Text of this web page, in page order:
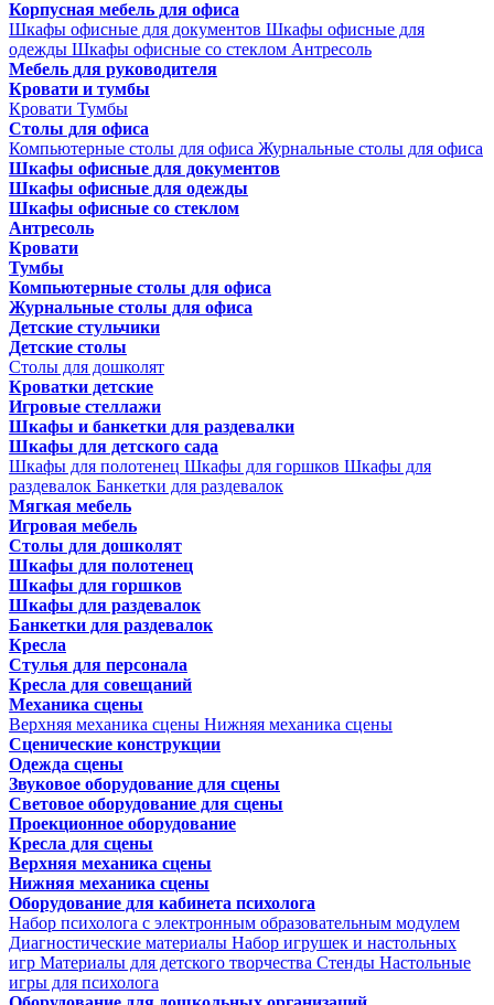
Корпусная мебель для офиса
Шкафы офисные для документов Шкафы офисные для
одежды Шкафы офисные со стеклом Антресоль
Мебель для руководителя
Кровати и тумбы
Кровати Тумбы
Столы для офиса
Компьютерные столы для офиса Журнальные столы для офиса
Шкафы офисные для документов
Шкафы офисные для одежды
Шкафы офисные со стеклом
Антресоль
Кровати
Тумбы
Компьютерные столы для офиса
Журнальные столы для офиса
Детские стульчики
Детские столы
Столы для дошколят
Кроватки детские
Игровые стеллажи
Шкафы и банкетки для раздевалки
Шкафы для детского сада
Шкафы для полотенец Шкафы для горшков Шкафы для
раздевалок Банкетки для раздевалок
Мягкая мебель
Игровая мебель
Столы для дошколят
Шкафы для полотенец
Шкафы для горшков
Шкафы для раздевалок
Банкетки для раздевалок
Кресла
Стулья для персонала
Кресла для совещаний
Механика сцены
Верхняя механика сцены Нижняя механика сцены
Сценические конструкции
Одежда сцены
Звуковое оборудование для сцены
Световое оборудование для сцены
Проекционное оборудование
Кресла для сцены
Верхняя механика сцены
Нижняя механика сцены
Оборудование для кабинета психолога
Набор психолога с электронным образовательным модулем
Диагностические материалы Набор игрушек и настольных
игр Материалы для детского творчества Стенды Настольные
игры для психолога